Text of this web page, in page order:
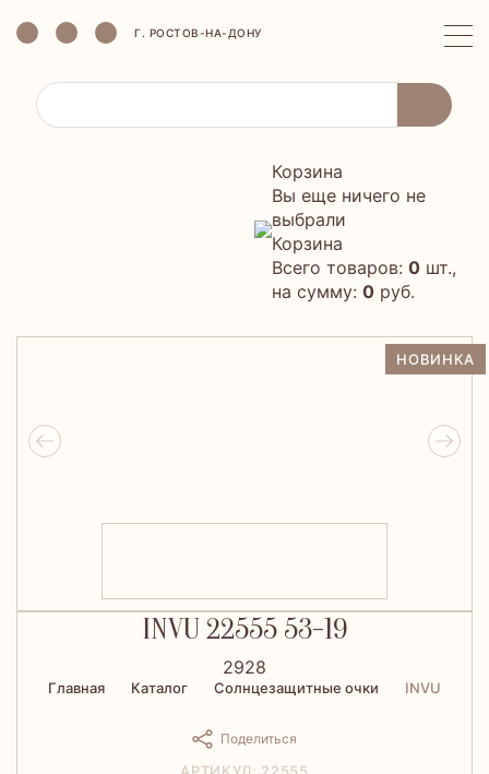
Г. РОСТОВ-НА-ДОНУ
Корзина
Вы еще ничего не
выбрали
Корзина
Всего товаров: 0 шт.,
на сумму: 0 руб.
НОВИНКА
INVU 22555 53-19
2928
Главная Каталог Солнцезащитные очки INVU
Поделиться